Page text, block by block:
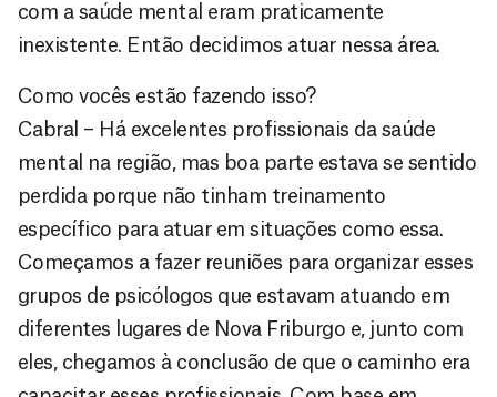
com a saúde mental eram praticamente
inexistente. Então decidimos atuar nessa área.
Como vocês estão fazendo isso?
Cabral – Há excelentes profissionais da saúde
mental na região, mas boa parte estava se sentido
perdida porque não tinham treinamento
específico para atuar em situações como essa.
Começamos a fazer reuniões para organizar esses
grupos de psicólogos que estavam atuando em
diferentes lugares de Nova Friburgo e, junto com
eles, chegamos à conclusão de que o caminho era